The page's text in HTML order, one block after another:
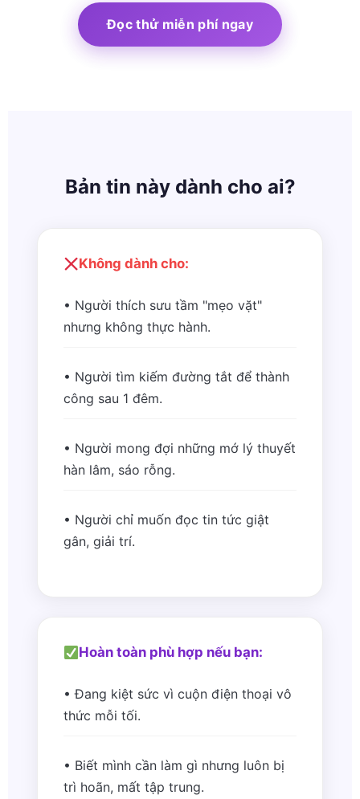
Đọc thử miễn phí ngay
Bản tin này dành cho ai?
Không dành cho:
• Người thích sưu tầm "mẹo vặt"
nhưng không thực hành.
• Người tìm kiếm đường tắt để thành
công sau 1 đêm.
• Người mong đợi những mớ lý thuyết
hàn lâm, sáo rỗng.
• Người chỉ muốn đọc tin tức giật
gân, giải trí.
Hoàn toàn phù hợp nếu bạn:
• Đang kiệt sức vì cuộn điện thoại vô
thức mỗi tối.
• Biết mình cần làm gì nhưng luôn bị
trì hoãn, mất tập trung.